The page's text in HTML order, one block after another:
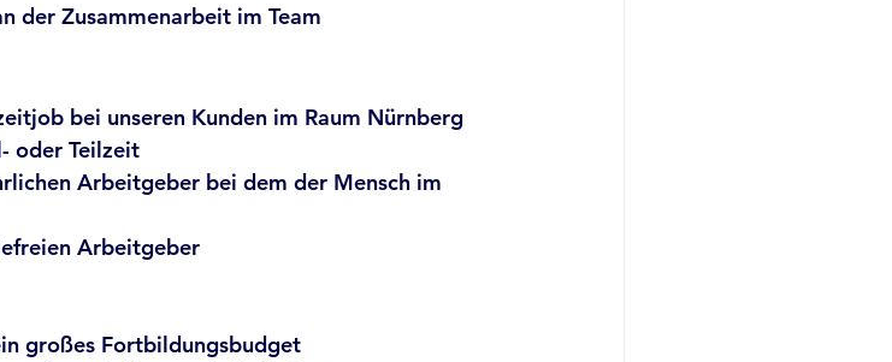
der Zusammenarbeit im Team
bei unseren Kunden im Raum Nürnberg
oder Teilzeit
Arbeitgeber bei dem der Mensch im
Arbeitgeber
großes Fortbildungsbudget